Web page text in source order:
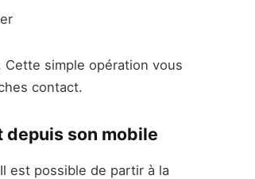
simple opération vous
contact.
son mobile
est possible de partir à la